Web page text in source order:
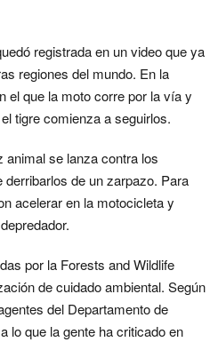
registrada en un video que ya
regiones del mundo. En la
el que la moto corre por la vía y
tigre comienza a seguirlos.
animal se lanza contra los
de un zarpazo. Para
acelerar en la motocicleta y
por la Forests and Wildlife
de cuidado ambiental. Según
del Departamento de
lo que la gente ha criticado en